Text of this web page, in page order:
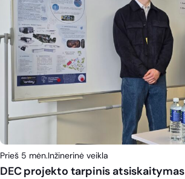
Prieš 5 mėn.Inžinerinė veikla
DEC projekto tarpinis atsiskaitymas